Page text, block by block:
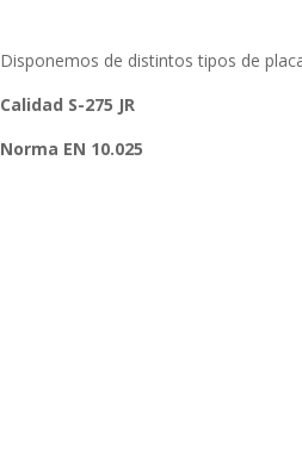
Disponemos de distintos tipos de
Calidad S-275 JR
Norma EN 10.025